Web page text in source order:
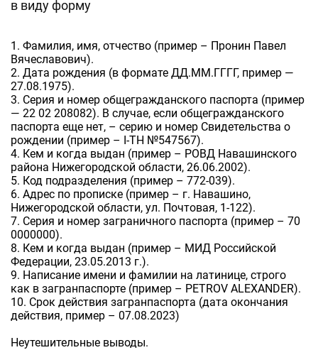
в виду форму
1. Фамилия, имя, отчество (пример – Пронин Павел
Вячеславович).
2. Дата рождения (в формате ДД.ММ.ГГГГ, пример —
27.08.1975).
3. Серия и номер общегражданского паспорта (пример
— 22 02 208082). В случае, если общегражданского
паспорта еще нет, – серию и номер Свидетельства о
рождении (пример – I-ТН №547567).
4. Кем и когда выдан (пример – РОВД Навашинского
района Нижегородской области, 26.06.2002).
5. Код подразделения (пример – 772-039).
6. Адрес по прописке (пример – г. Навашино,
Нижегородской области, ул. Почтовая, 1-122).
7. Серия и номер заграничного паспорта (пример – 70
0000000).
8. Кем и когда выдан (пример – МИД Российской
Федерации, 23.05.2013 г.).
9. Написание имени и фамилии на латинице, строго
как в загранпаспорте (пример – PETROV ALEXANDER).
10. Срок действия загранпаспорта (дата окончания
действия, пример – 07.08.2023)
Неутешительные выводы.